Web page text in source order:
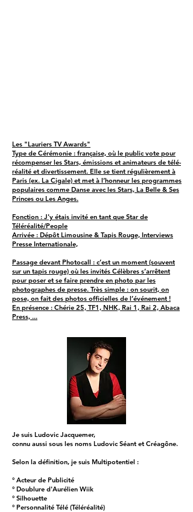
Les "Lauriers TV Awards"
Type de Cérémonie : française, où le public vote pour
récompenser les Stars, émissions et animateurs de télé-
réalité et divertissement. Elle se tient régulièrement à
Paris (ex. La Cigale) et met à l’honneur les programmes
populaires comme Danse avec les Stars, La Belle & Ses
Princes ou Les Anges.
Fonction : J'y étais invité en tant que Star de
Téléréalité/People
Arrivée : Dépôt Limousine & Tapis Rouge, Interviews
Presse Internationale,
Passage devant Photocall : c’est un moment (souvent
sur un tapis rouge) où les invités Célèbres s’arrêtent
pour poser et se faire prendre en photo par les
photographes de presse. Très simple : on sourit, on
pose, on fait des photos officielles de l’événement !
En présence : Chérie 25, TF1, NHK, Rai 1, Rai 2, Abaca
Press, ...
Je suis Ludovic Jacquemer,
connu aussi sous les noms Ludovic Séant et Créagône.
Selon la définition, je suis Multipotentiel :
° Acteur de Publicité
° Doublure d'Aurélien Wiik
° Silhouette
° Personnalité Télé (Téléréalité)